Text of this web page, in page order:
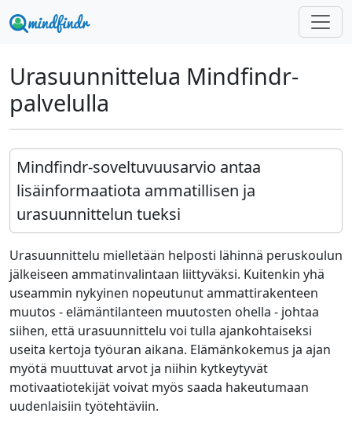
Urasuunnittelua Mindfindr-
palvelulla
Mindfindr-soveltuvuusarvio antaa
lisäinformaatiota ammatillisen ja
urasuunnittelun tueksi
Urasuunnittelu mielletään helposti lähinnä peruskoulun
jälkeiseen ammatinvalintaan liittyväksi. Kuitenkin yhä
useammin nykyinen nopeutunut ammattirakenteen
muutos - elämäntilanteen muutosten ohella - johtaa
siihen, että urasuunnittelu voi tulla ajankohtaiseksi
useita kertoja työuran aikana. Elämänkokemus ja ajan
myötä muuttuvat arvot ja niihin kytkeytyvät
motivaatiotekijät voivat myös saada hakeutumaan
uudenlaisiin työtehtäviin.